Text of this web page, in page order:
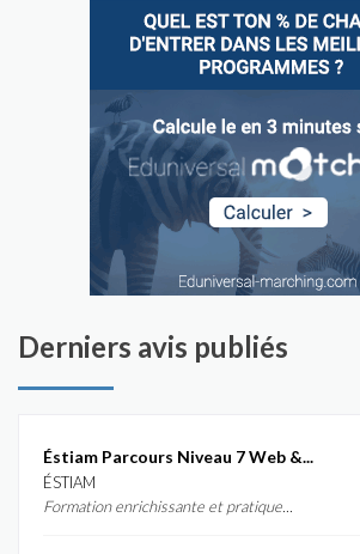
Derniers avis publiés
Éstiam Parcours Niveau 7 Web &...
ÉSTIAM
Formation enrichissante et pratique...